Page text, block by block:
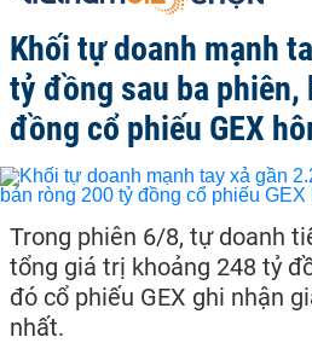
Khối tự doanh mạnh
tỷ đồng sau ba phiên,
đồng cổ phiếu GEX
Trong phiên 6/8, tự doanh
tổng giá trị khoảng 248 tỷ
đó cổ phiếu GEX ghi nhận
nhất.